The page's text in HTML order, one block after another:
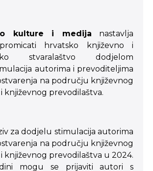
kulture i medija nastavlja
hrvatsko književno i
stvaralaštvo dodjelom
autorima i prevoditeljima
na području književnog
književnog prevodilaštva.
za dodjelu stimulacija autorima
na području književnog
književnog prevodilaštva u 2024.
mogu se prijaviti autori s